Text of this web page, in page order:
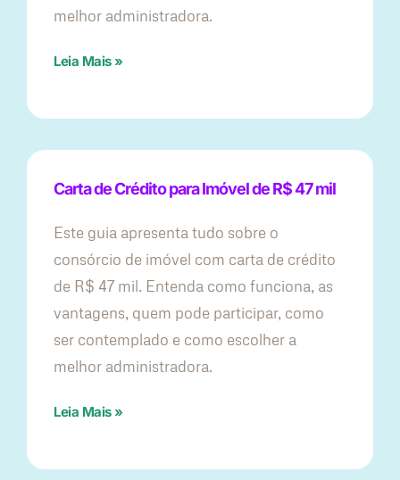
melhor administradora.
Leia Mais »
Carta de Crédito para Imóvel de R$ 47 mil
Este guia apresenta tudo sobre o
consórcio de imóvel com carta de crédito
de R$ 47 mil. Entenda como funciona, as
vantagens, quem pode participar, como
ser contemplado e como escolher a
melhor administradora.
Leia Mais »